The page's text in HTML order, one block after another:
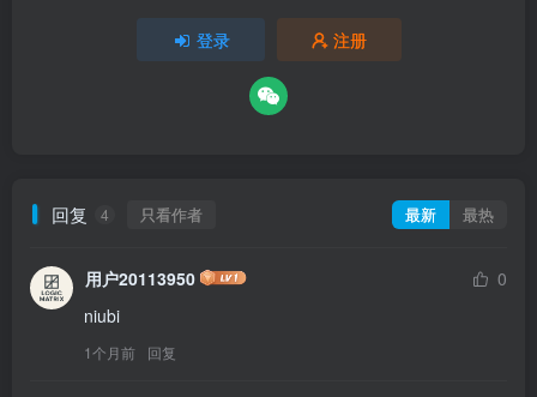
登录 注册
回复 4 只看作者 最新 最热
用户20113950
0
niubi
1个月前 回复